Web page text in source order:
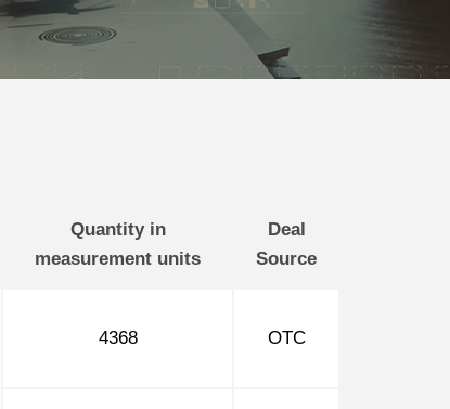
Quantity in
measurement units
Deal
Source
4368 OTC